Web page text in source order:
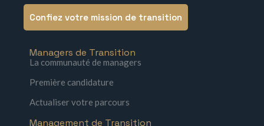
Confiez votre mission de transition
Managers de Transition
La communauté de managers
Première candidature
Actualiser votre parcours
Management de Transition